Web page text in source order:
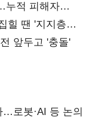
누적 피해자
힐 땐 '지지층
앞두고 '충돌'
로봇·AI 등 논의